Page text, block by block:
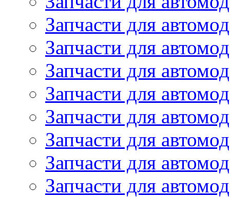
Запчасти для
Запчасти для
Запчасти для
Запчасти для
Запчасти для
Запчасти для
Запчасти для
Запчасти для